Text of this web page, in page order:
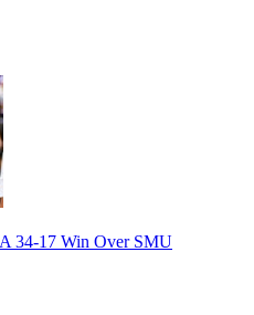
34-17 Win Over SMU